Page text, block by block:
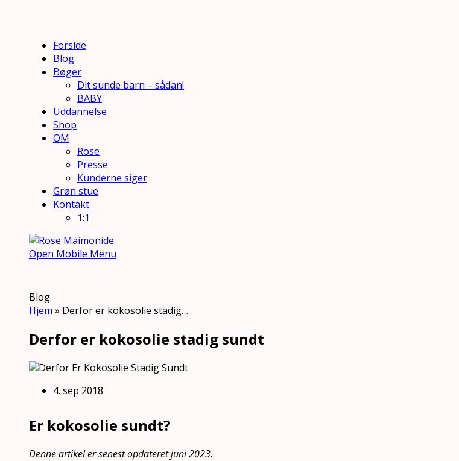
Forside
Blog
Bøger
Dit sunde barn – sådan!
BABY
Uddannelse
Shop
OM
Rose
Presse
Kunderne siger
Grøn stue
Kontakt
1:1
Open Mobile Menu
Blog
Hjem » Derfor er kokosolie stadig…
Derfor er kokosolie stadig sundt
4. sep 2018
Er kokosolie sundt?
Denne artikel er senest opdateret juni 2023.